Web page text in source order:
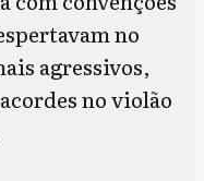
no
agressivos,
no violão